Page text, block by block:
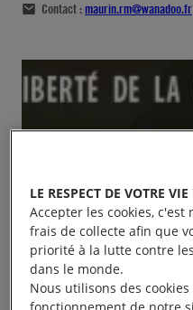
Contact :maurin.rm@wanadoo.fr
LE RESPECT DE VOTRE
Accepter les cookies,
frais de collecte afin que
priorité à la lutte contre
dans le monde.
Nous utilisons des